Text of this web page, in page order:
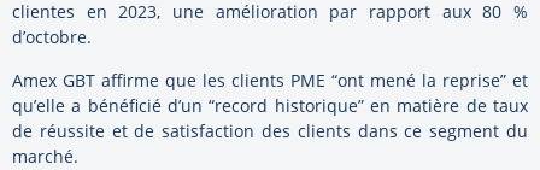
clientes en 2023, une amélioration par rapport aux 80 %
d’octobre.
Amex GBT affirme que les clients PME “ont mené la reprise” et
qu’elle a bénéficié d’un “record historique” en matière de taux
de réussite et de satisfaction des clients dans ce segment du
marché.